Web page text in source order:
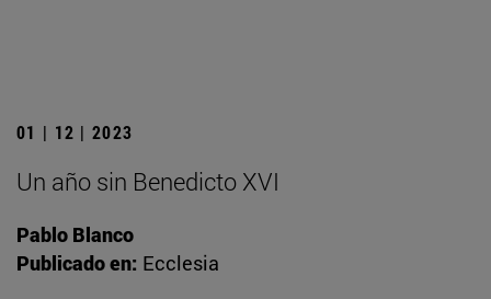
01 | 12 | 2023
Un año sin Benedicto XVI
Pablo Blanco
Publicado en: Ecclesia